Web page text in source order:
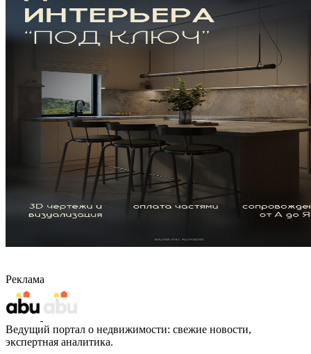
Реклама
Ведущий портал о недвижимости: свежие новости,
экспертная аналитика.